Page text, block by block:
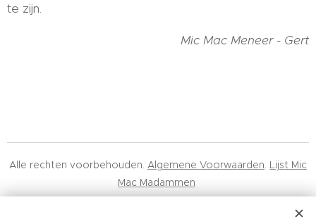
te zijn.
Mic Mac Meneer - Gert
Alle rechten voorbehouden. Algemene Voorwaarden. Lijst Mic
Mac Madammen
Mic Mac Minuscule BV, 0678.617.443, Hélène Maréchalhof 10A,